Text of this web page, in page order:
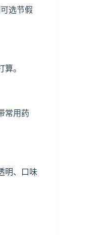
选节假
。
常用药
明、口味